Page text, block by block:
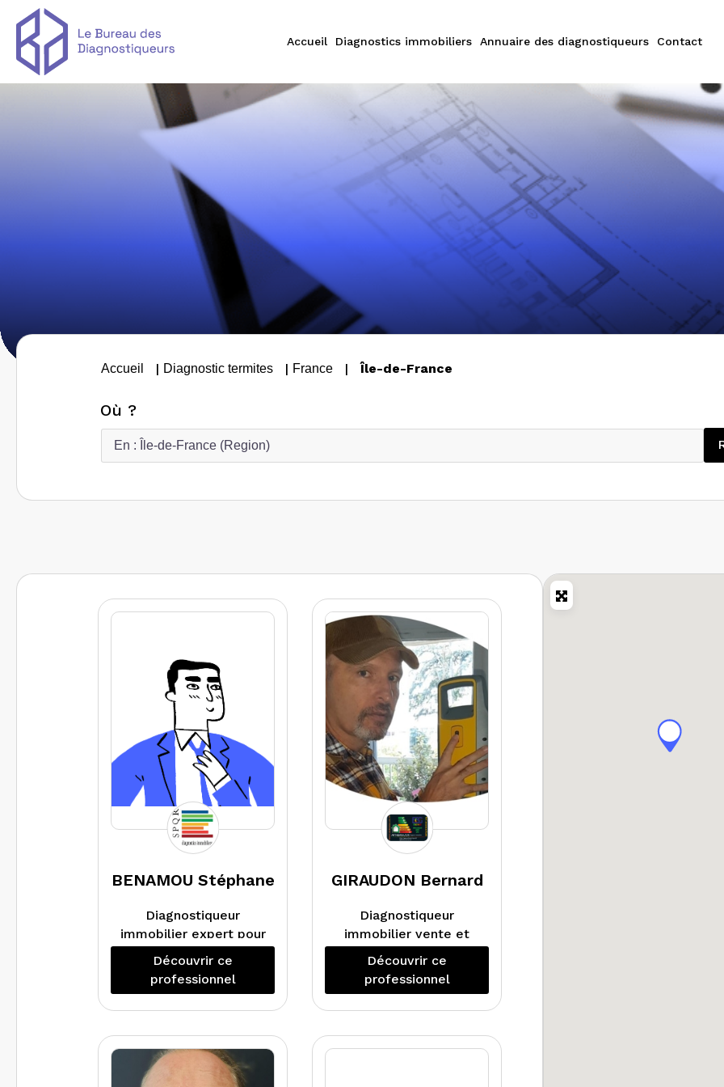
Accueil Diagnostics immobiliers Annuaire des diagnostiqueurs Contact
Accueil | Diagnostic termites | France | Île-de-France
Où ?
BENAMOU Stéphane
Diagnostiqueur
immobilier expert pour
le compte de
mandataires judiciaires,
spécialisé dans les
contre-expertises de
performance
énergétique et de
métrage. Réalise tous
Découvrir ce
professionnel
GIRAUDON Bernard
Diagnostiqueur
immobilier vente et
location, audit
énergétique
réglementaire.
Activités principales :
collectif, Repérage
Découvrir ce
professionnel